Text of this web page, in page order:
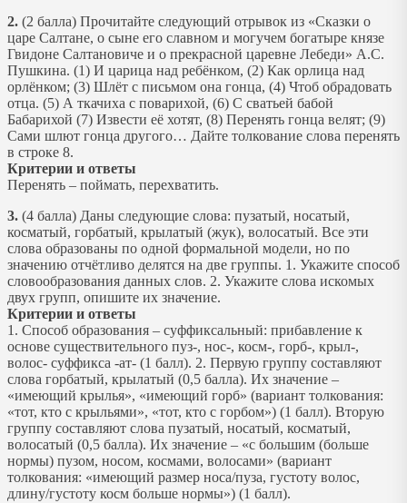
2. (2 балла) Прочитайте следующий отрывок из «Сказки о
царе Салтане, о сыне его славном и могучем богатыре князе
Гвидоне Салтановиче и о прекрасной царевне Лебеди» А.С.
Пушкина. (1) И царица над ребёнком, (2) Как орлица над
орлёнком; (3) Шлёт с письмом она гонца, (4) Чтоб обрадовать
отца. (5) А ткачиха с поварихой, (6) С сватьей бабой
Бабарихой (7) Извести её хотят, (8) Перенять гонца велят; (9)
Сами шлют гонца другого… Дайте толкование слова перенять
в строке 8.
Критерии и ответы
Перенять – поймать, перехватить.
3. (4 балла) Даны следующие слова: пузатый, носатый,
косматый, горбатый, крылатый (жук), волосатый. Все эти
слова образованы по одной формальной модели, но по
значению отчётливо делятся на две группы. 1. Укажите способ
словообразования данных слов. 2. Укажите слова искомых
двух групп, опишите их значение.
Критерии и ответы
1. Способ образования – суффиксальный: прибавление к
основе существительного пуз-, нос-, косм-, горб-, крыл-,
волос- суффикса -ат- (1 балл). 2. Первую группу составляют
слова горбатый, крылатый (0,5 балла). Их значение –
«имеющий крылья», «имеющий горб» (вариант толкования:
«тот, кто с крыльями», «тот, кто с горбом») (1 балл). Вторую
группу составляют слова пузатый, носатый, косматый,
волосатый (0,5 балла). Их значение – «с большим (больше
нормы) пузом, носом, космами, волосами» (вариант
толкования: «имеющий размер носа/пуза, густоту волос,
длину/густоту косм больше нормы») (1 балл).